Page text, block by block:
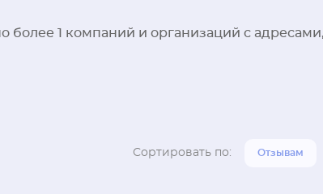
1 компаний и организаций с адресами,
Сортировать по: Отзывам